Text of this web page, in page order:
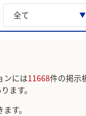
参加後も志望度が高かっ
社の内定先を優先したた
「面接ではESとの一貫性
う。
しています。実際のユー
ンには11668件の掲示
ます。
す。